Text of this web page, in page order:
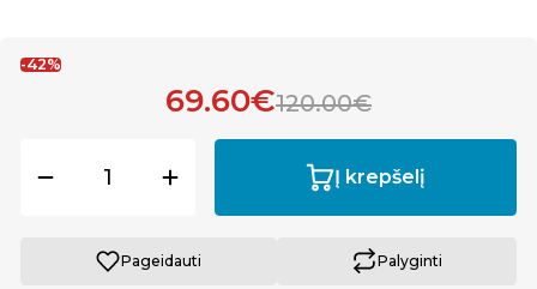
-42%
69.60€120.00€
Į krepšelį
Pageidauti Palyginti